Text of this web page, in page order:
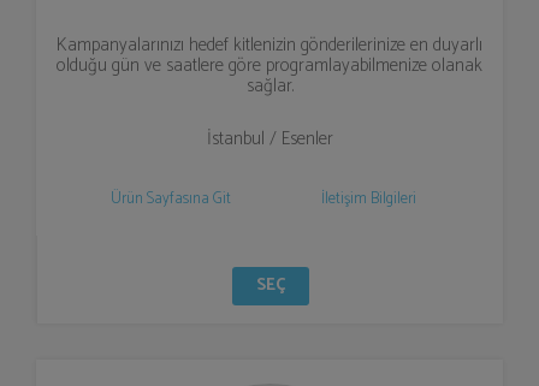
Kampanyalarınızı hedef kitlenizin gönderilerinize en duyarlı
olduğu gün ve saatlere göre programlayabilmenize olanak
sağlar.
İstanbul / Esenler
Ürün Sayfasına Git İletişim Bilgileri
SEÇ